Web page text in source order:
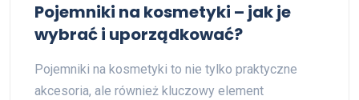
Pojemniki na kosmetyki – jak je
wybrać i uporządkować?
Pojemniki na kosmetyki to nie tylko praktyczne
akcesoria, ale również kluczowy element